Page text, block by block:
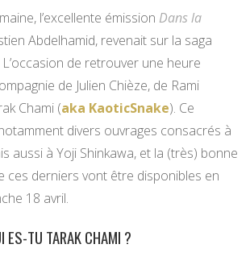
l’excellente émission Dans la
Abdelhamid, revenait sur la saga
de retrouver une heure
de Julien Chièze, de Rami
Chami (aka KaoticSnake). Ce
divers ouvrages consacrés à
aussi à Yoji Shinkawa, et la (très) bonne
ces derniers vont être disponibles en
18 avril.
ES-TU TARAK CHAMI ?